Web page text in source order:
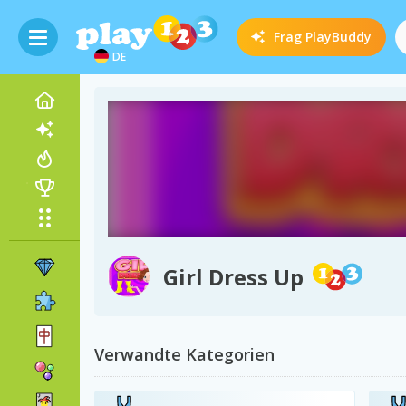
DE
Frag PlayBuddy
Girl Dress Up
Verwandte Kategorien